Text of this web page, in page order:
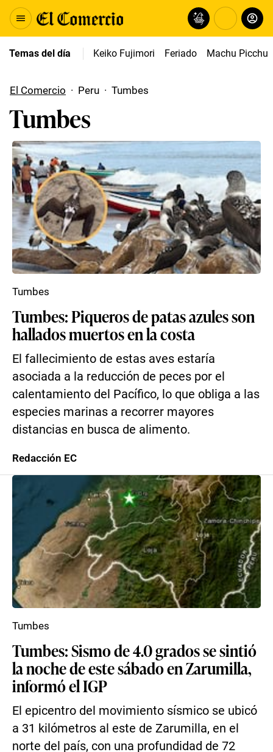
Temas del día Keiko Fujimori Feriado Machu Picchu
El Comercio · Peru · Tumbes
Tumbes
Tumbes: Piqueros de patas azules son
hallados muertos en la costa
El fallecimiento de estas aves estaría
asociada a la reducción de peces por el
calentamiento del Pacífico, lo que obliga a las
especies marinas a recorrer mayores
distancias en busca de alimento.
Tumbes
Redacción EC
Tumbes: Sismo de 4.0 grados se sintió
la noche de este sábado en Zarumilla,
informó el IGP
El epicentro del movimiento sísmico se ubicó
a 31 kilómetros al este de Zarumilla, en el
norte del país, con una profundidad de 72
Tumbes